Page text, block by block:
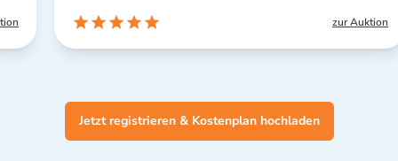
zur Auktion
Jetzt registrieren & Kostenplan hochladen